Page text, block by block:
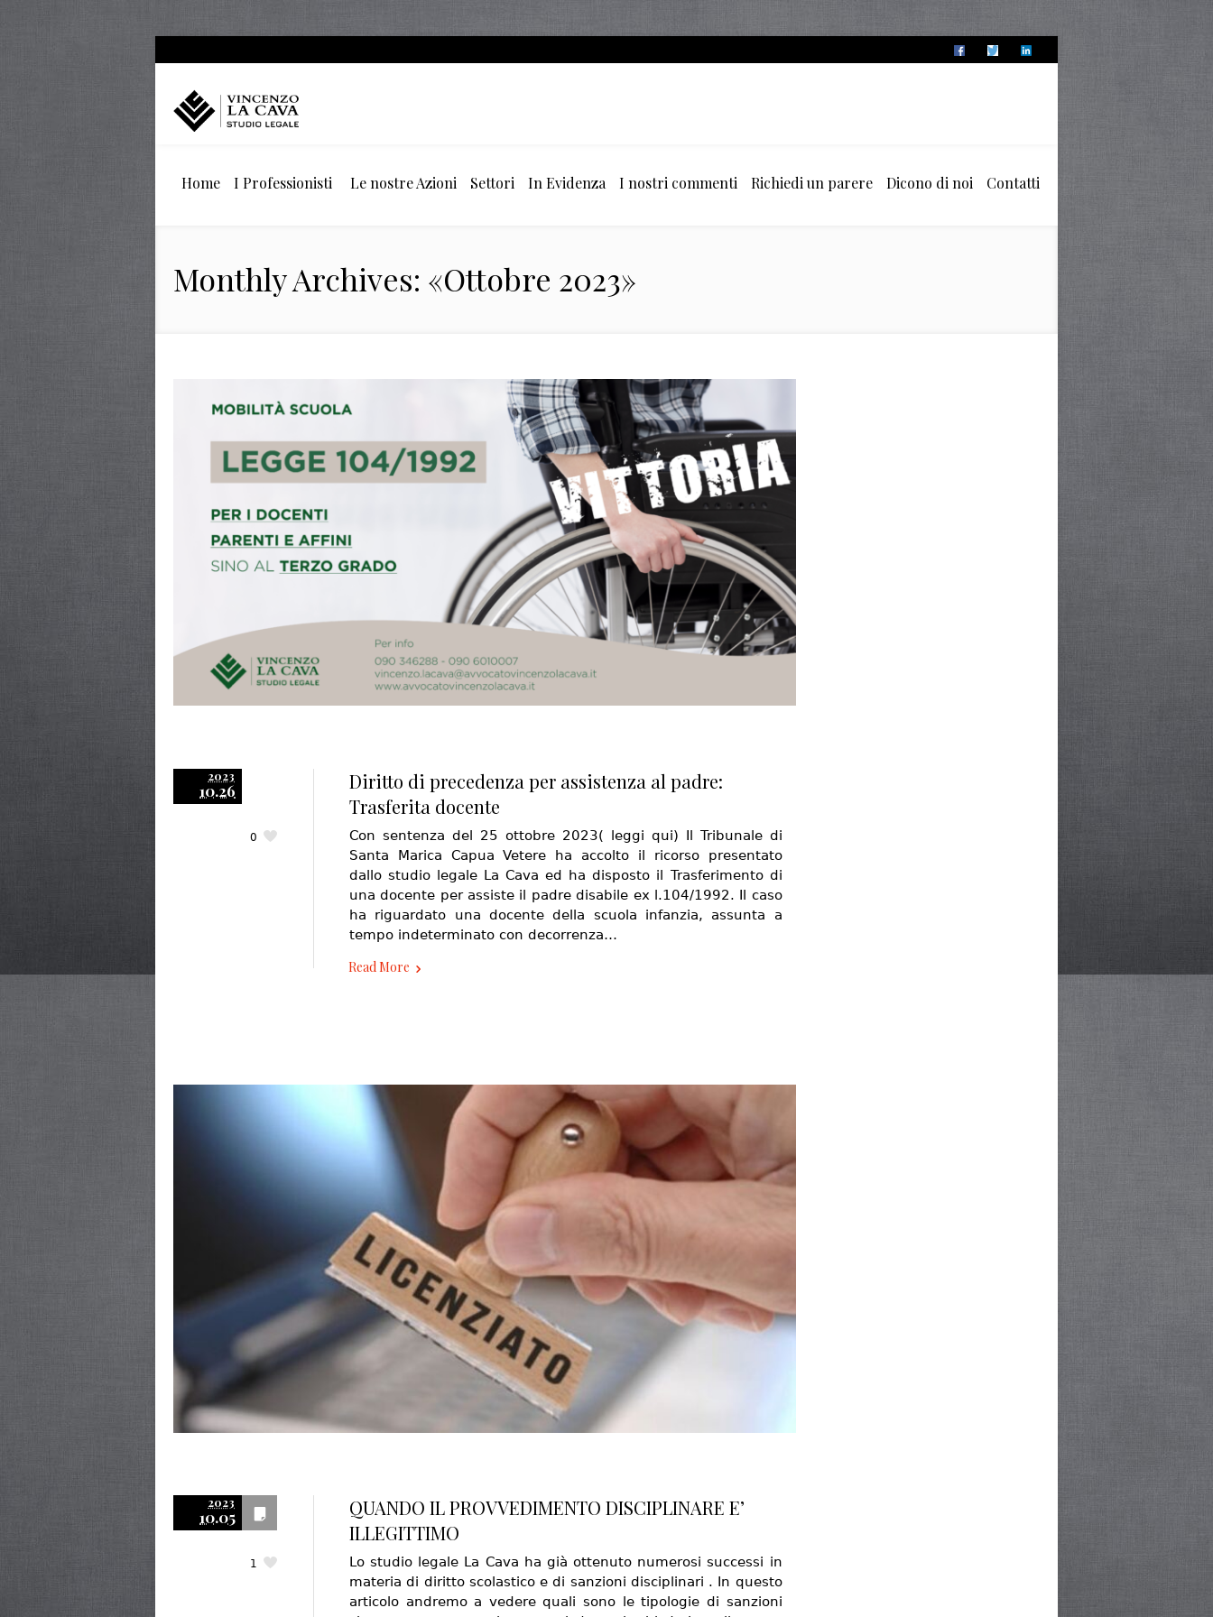
Home I Professionisti Le nostre Azioni Settori In Evidenza I nostri commenti Richiedi un parere Dicono di noi Contatti
Monthly Archives: «Ottobre 2023»
2023
10.26
0
Diritto di precedenza per assistenza al padre:
Trasferita docente
Con sentenza del 25 ottobre 2023( leggi qui) Il Tribunale di
Santa Marica Capua Vetere ha accolto il ricorso presentato
dallo studio legale La Cava ed ha disposto il Trasferimento di
una docente per assiste il padre disabile ex l.104/1992. Il caso
ha riguardato una docente della scuola infanzia, assunta a
tempo indeterminato con decorrenza…
Read More
2023
10.05
1
QUANDO IL PROVVEDIMENTO DISCIPLINARE E’
ILLEGITTIMO
Lo studio legale La Cava ha già ottenuto numerosi successi in
materia di diritto scolastico e di sanzioni disciplinari . In questo
articolo andremo a vedere quali sono le tipologie di sanzioni